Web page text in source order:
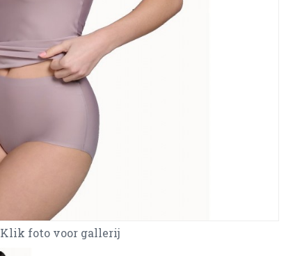
Klik foto voor gallerij